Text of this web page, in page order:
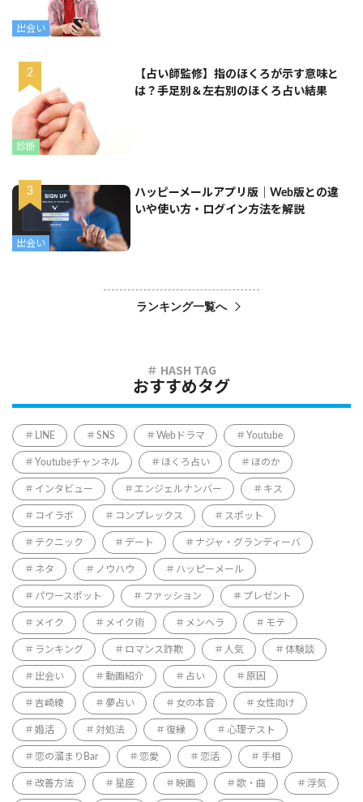
出会い
診断
【占い師監修】指のほくろが示す意味と
は？手足別＆左右別のほくろ占い結果
出会い
ハッピーメールアプリ版｜Web版との違
いや使い方・ログイン方法を解説
ランキング一覧へ
おすすめタグ
LINE SNS Webドラマ Youtube
Youtubeチャンネル ほくろ占い ほのか
インタビュー エンジェルナンバー キス
コイラボ コンプレックス スポット
テクニック デート ナジャ・グランディーバ
ネタ ノウハウ ハッピーメール
パワースポット ファッション プレゼント
メイク メイク術 メンヘラ モテ
ランキング ロマンス詐欺 人気 体験談
出会い 動画紹介 占い 原因
吉崎綾 夢占い 女の本音 女性向け
婚活 対処法 復縁 心理テスト
恋の溜まりBar 恋愛 恋活 手相
改善方法 星座 映画 歌・曲 浮気